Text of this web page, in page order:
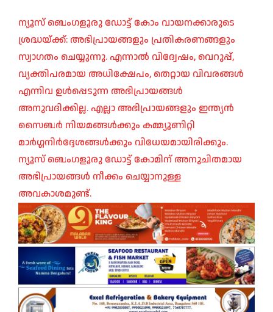
ന്യൂസ് ബെംഗളൂരു ഡോട്ട് കോം വായനക്കാരുടെ
ശ്രദ്ധയ്ക്ക്: അഭിപ്രായങ്ങളും പ്രതികരണങ്ങളും
സ്വാഗതം ചെയ്യുന്നു. എന്നാൽ വിദ്വേഷം, വെറുപ്പ്,
വ്യക്തിപരമായ അധിക്ഷേപം, തെറ്റായ വിവരങ്ങൾ
എന്നിവ ഉൾപ്പെടുന്ന അഭിപ്രായങ്ങൾ
അനുവദിക്കില്ല. എല്ലാ അഭിപ്രായങ്ങളും ഇന്ത്യൻ
സൈബർ നിയമങ്ങൾക്കും കമ്മ്യൂണിറ്റി
മാർഗ്ഗനിർദ്ദേശങ്ങൾക്കും വിധേയമായിരിക്കും.
ന്യൂസ് ബെംഗളൂരു ഡോട്ട് കോമിന് അനുചിതമായ
അഭിപ്രായങ്ങൾ നീക്കം ചെയ്യാനുള്ള
അവകാശമുണ്ട്.